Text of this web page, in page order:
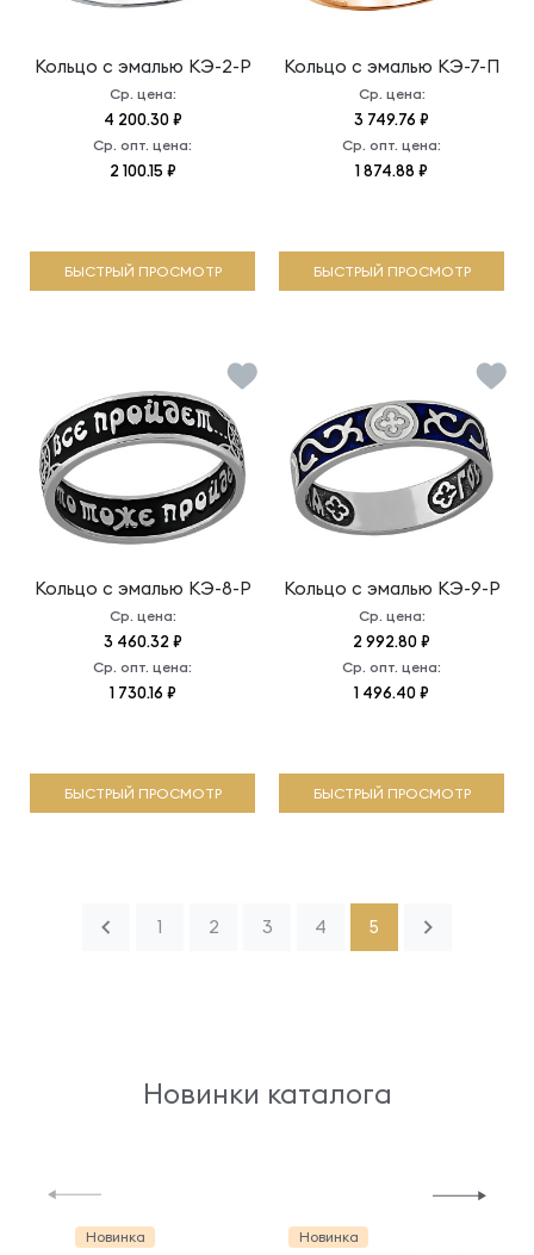
Кольцо с эмалью КЭ-2-Р
Ср. цена:
4 200.30 ₽
Ср. опт. цена:
2 100.15 ₽
БЫСТРЫЙ ПРОСМОТР
Кольцо с эмалью КЭ-7-П
Ср. цена:
3 749.76 ₽
Ср. опт. цена:
1 874.88 ₽
БЫСТРЫЙ ПРОСМОТР
Кольцо с эмалью КЭ-8-Р
Ср. цена:
3 460.32 ₽
Ср. опт. цена:
1 730.16 ₽
БЫСТРЫЙ ПРОСМОТР
Кольцо с эмалью КЭ-9-Р
Ср. цена:
2 992.80 ₽
Ср. опт. цена:
1 496.40 ₽
БЫСТРЫЙ ПРОСМОТР
1 2 3 4 5
Новинки каталога
Новинка Новинка